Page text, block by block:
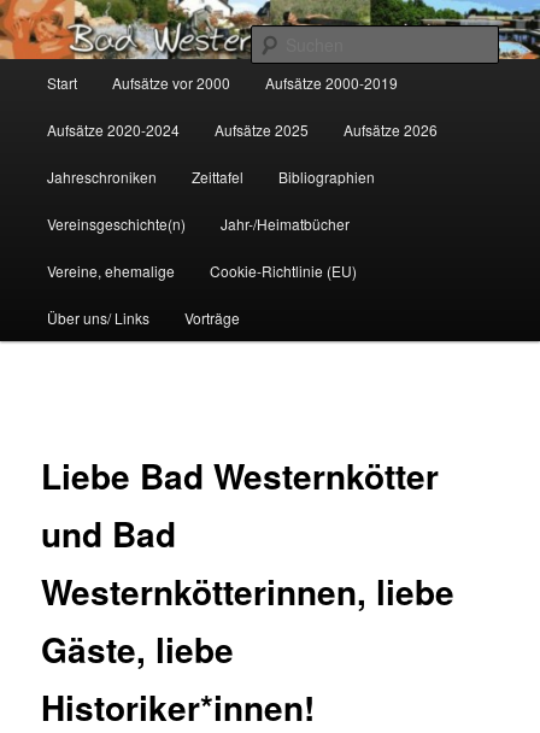
Zum
primären
Inhalt
springen
Gemeinsam für Bad Westernkotten
Start Aufsätze vor 2000 Aufsätze 2000-2019
Aufsätze 2020-2024 Aufsätze 2025 Aufsätze 2026
Jahreschroniken Zeittafel Bibliographien
Vereinsgeschichte(n) Jahr-/Heimatbücher
Vereine, ehemalige Cookie-Richtlinie (EU)
Über uns/ Links Vorträge
Liebe Bad Westernkötter
und Bad
Westernkötterinnen, liebe
Gäste, liebe
Historiker*innen!